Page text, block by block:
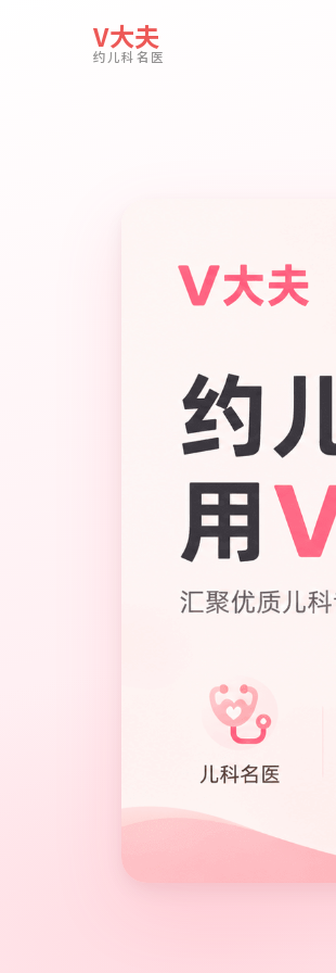
V大夫
约儿科名医